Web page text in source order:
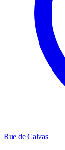
Rue de Calvas